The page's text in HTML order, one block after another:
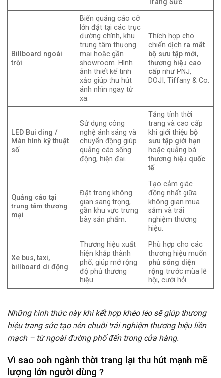
Trang Sức
Billboard ngoài
trời
Biển quảng cáo cỡ
lớn đặt tại các trục
đường chính, khu
trung tâm thương
mại hoặc gần
showroom. Hình
ảnh thiết kế tinh
xảo giúp thu hút
ánh nhìn ngay từ
xa.
Thích hợp cho
chiến dịch ra mắt
bộ sưu tập mới,
thương hiệu cao
cấp như PNJ,
DOJI, Tiffany & Co.
LED Building /
Màn hình kỹ thuật
số
Sử dụng công
nghệ ánh sáng và
chuyển động giúp
quảng cáo sống
động, hiện đại.
Tăng tính thời
trang và cao cấp
khi giới thiệu bộ
sưu tập giới hạn
hoặc quảng bá
thương hiệu quốc
tế.
Quảng cáo tại
trung tâm thương
mại
Đặt trong không
gian sang trọng,
gần khu vực trưng
bày sản phẩm.
Tạo cảm giác
đồng nhất giữa
không gian mua
sắm và trải
nghiệm thương
hiệu.
Xe bus, taxi,
billboard di động
Thương hiệu xuất
hiện khắp thành
phố, giúp mở rộng
độ phủ thương
hiệu.
Phù hợp cho các
thương hiệu muốn
phủ sóng diện
rộng trước mùa lễ
hội, cưới hỏi.
Những hình thức này khi kết hợp khéo léo sẽ giúp thương
hiệu trang sức tạo nên chuỗi trải nghiệm thương hiệu liền
mạch – từ ngoài đường phố đến trong cửa hàng.
Vì sao ooh ngành thời trang lại thu hút mạnh mẽ
lượng lớn người dùng ?